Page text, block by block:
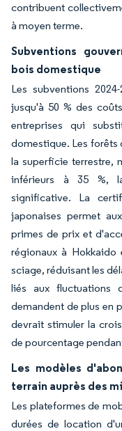
contribuent
à moyen terme.
Subventions
bois domestique
Les subventions
jusqu'à 50 % des
entreprises qui
domestique. Les forêts
la superficie terrestre,
inférieurs à 35 %,
significative. La
japonaises permet
primes de prix et
régionaux à Hokkaido
sciage, réduisant les
liés aux fluctuations
demandent de plus en
devrait stimuler la
de pourcentage
Les modèles
terrain auprès des
Les plateformes de
durées de location